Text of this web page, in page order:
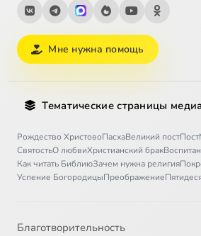
Мне нужна помощь
Тематические страницы
Рождество ХристовоПасхаВеликий постПост
СвятостьО любвиХристианский брак
Как читать БиблиюЗачем нужна религия
Успение БогородицыПреображение
Благотворительность